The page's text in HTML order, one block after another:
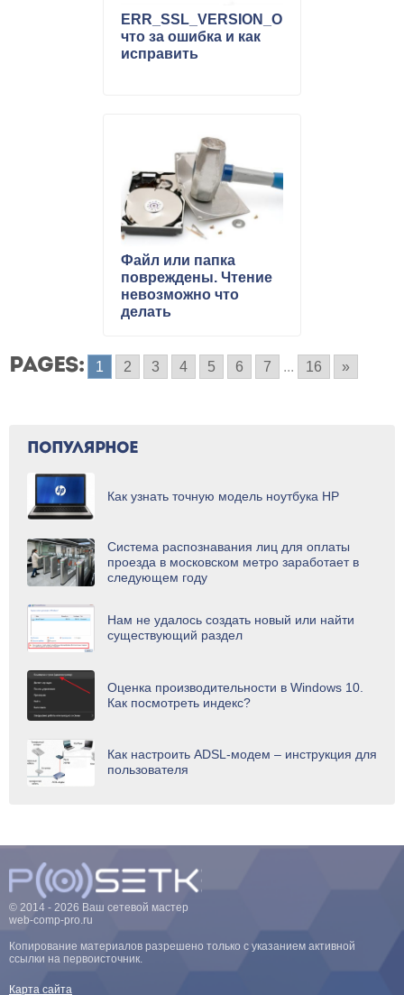
что за ошибка и как
исправить
Файл или папка
повреждены. Чтение
невозможно что
делать
PAGES: 1 2 3 4 5 6 7 ... 16 »
ПОПУЛЯРНОЕ
Как узнать точную модель ноутбука HP
Система распознавания лиц для оплаты
проезда в московском метро заработает в
следующем году
Нам не удалось создать новый или найти
существующий раздел
Оценка производительности в Windows 10.
Как посмотреть индекс?
Как настроить ADSL-модем – инструкция для
пользователя
© 2014 - 2026 Ваш сетевой мастер
web-comp-pro.ru
Копирование материалов разрешено только с указанием активной
ссылки на первоисточник.
Карта сайта